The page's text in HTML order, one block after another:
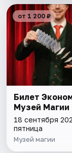
от 1 200 ₽
Билет
Музей Магии
18 сентября
пятница
Музей магии